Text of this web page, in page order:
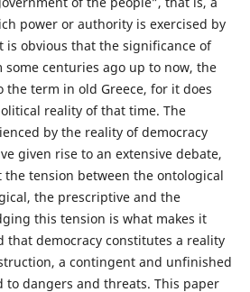
power or authority is exercised by
is obvious that the significance of
some centuries ago up to now, the
the term in old Greece, for it does
reality of that time. The
by the reality of democracy
given rise to an extensive debate,
tension between the ontological
the prescriptive and the
this tension is what makes it
that democracy constitutes a reality
a contingent and unfinished
to dangers and threats. This paper